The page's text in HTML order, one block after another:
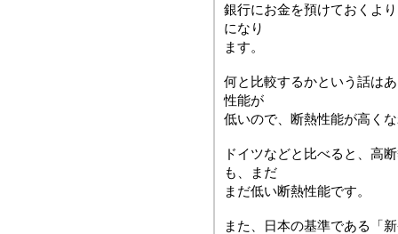
銀行にお金を預けておくよ
になり
ます。
何と比較するかという話は
性能が
低いので、断熱性能が高く
ドイツなどと比べると、高
も、まだ
まだ低い断熱性能です。
また、日本の基準である「